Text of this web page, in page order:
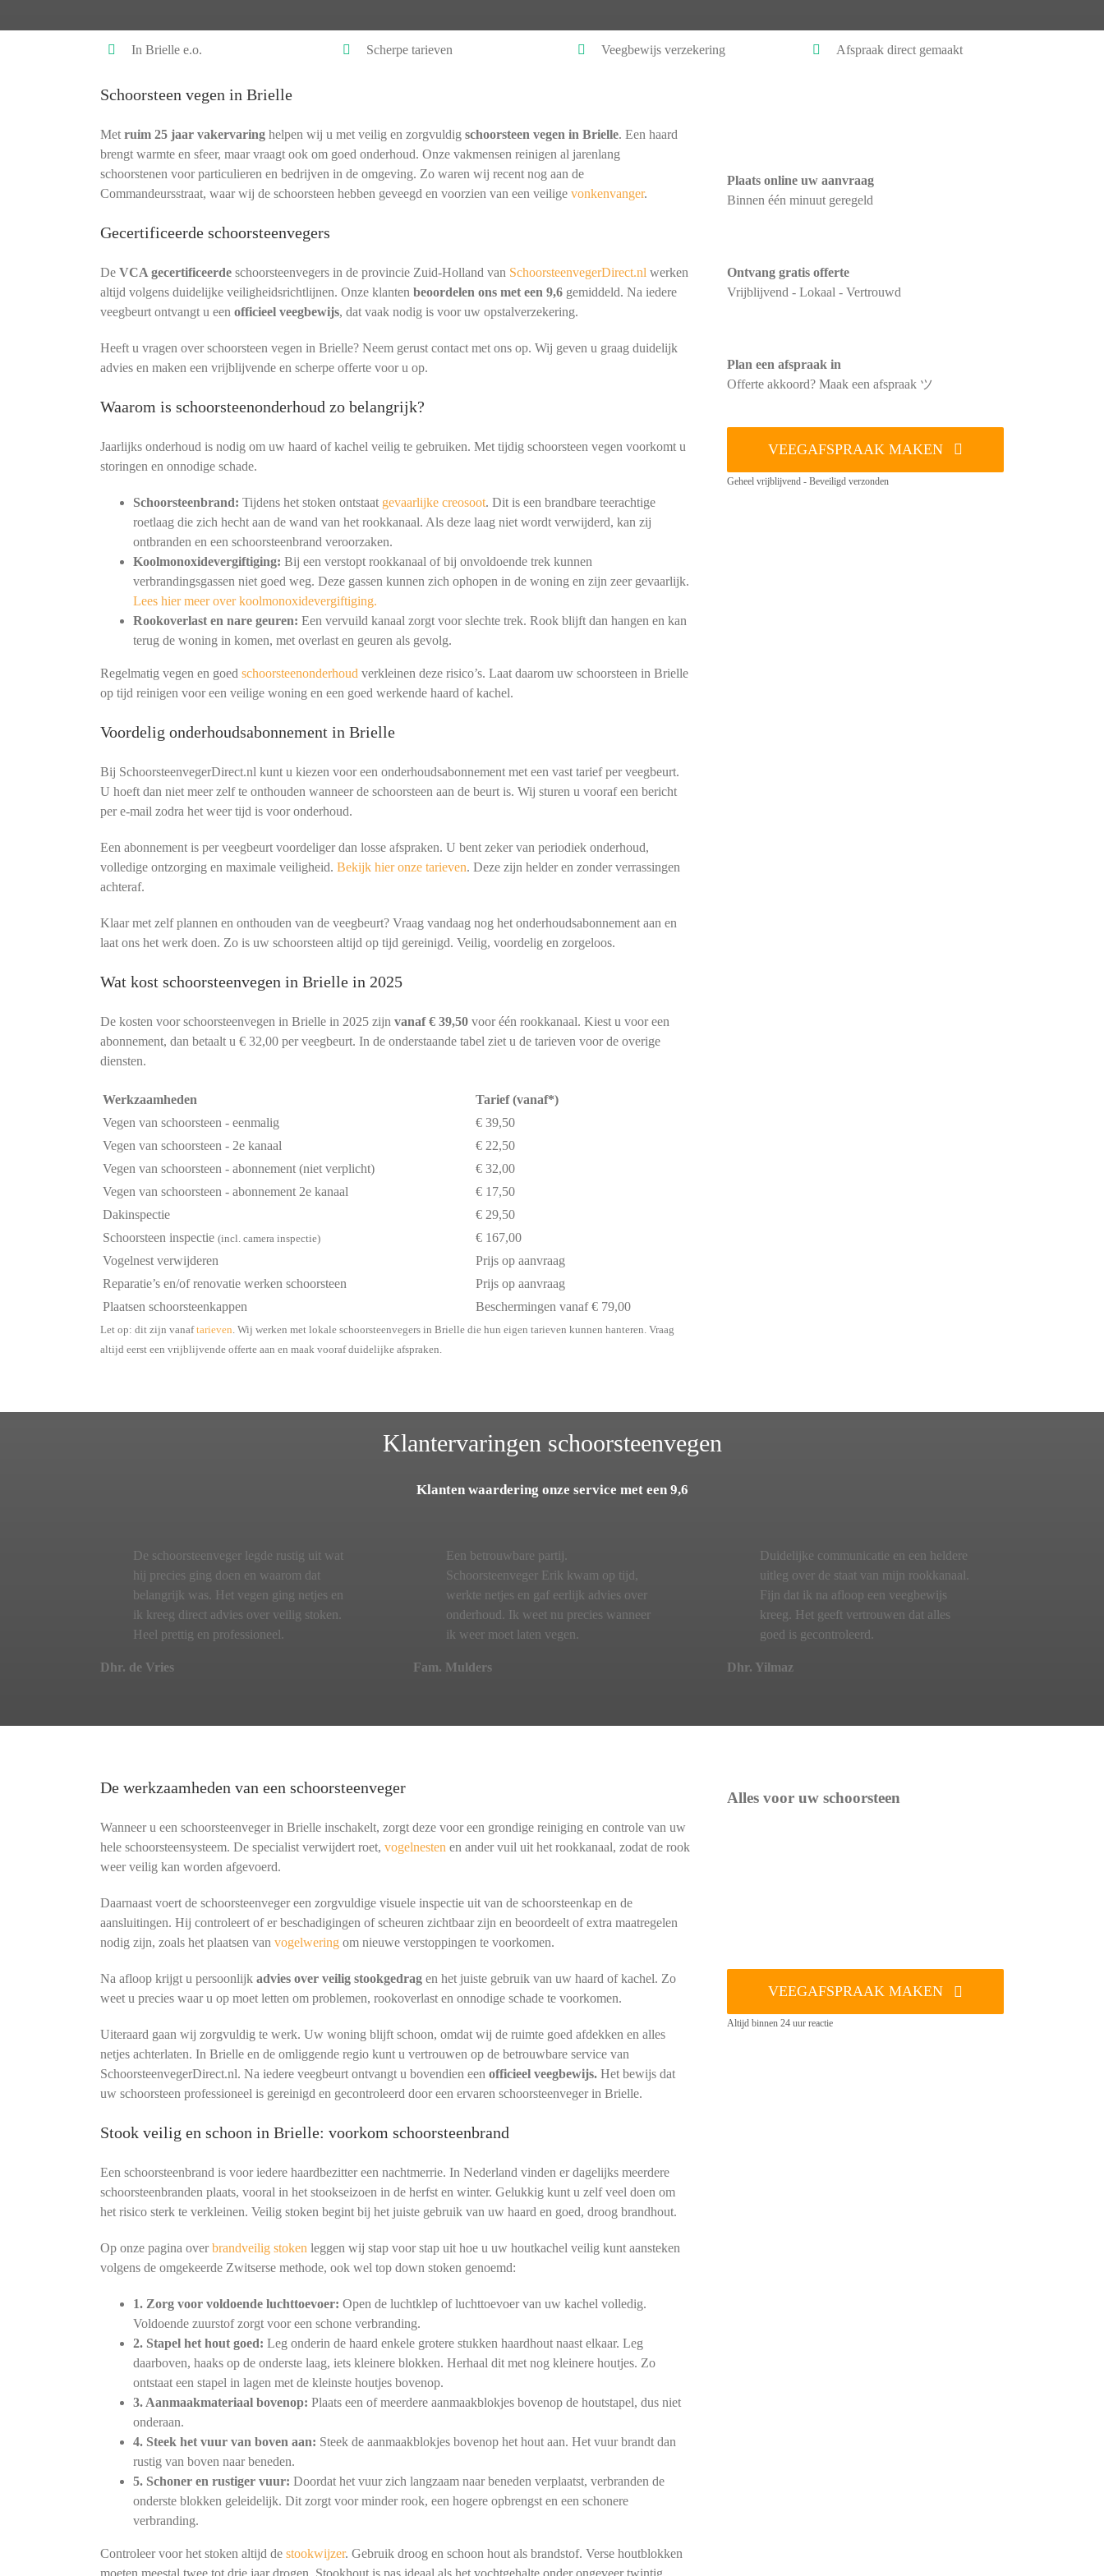
In Brielle e.o. Scherpe tarieven Veegbewijs verzekering Afspraak direct gemaakt
Schoorsteen vegen in Brielle
Met ruim 25 jaar vakervaringhelpen wij u met veilig en zorgvuldig schoorsteen vegen in Brielle. Een haard
brengt warmte en sfeer, maar vraagt ook om goed onderhoud. Onze vakmensen reinigen al jarenlang
schoorstenen voor particulieren en bedrijven in de omgeving. Zo waren wij recent nog aan de
Commandeursstraat, waar wij de schoorsteen hebben geveegd en voorzien van een veilige vonkenvanger.
Gecertificeerde schoorsteenvegers
De VCA gecertificeerdeschoorsteenvegers in de provincie Zuid-Holland van SchoorsteenvegerDirect.nl werken
altijd volgens duidelijke veiligheidsrichtlijnen. Onze klanten beoordelen ons met een 9,6gemiddeld. Na iedere
veegbeurt ontvangt u een officieel veegbewijs, dat vaak nodig is voor uw opstalverzekering.
Heeft u vragen over schoorsteen vegen in Brielle? Neem gerust contact met ons op. Wij geven u graag duidelijk
advies en maken een vrijblijvende en scherpe offerte voor u op.
Waarom is schoorsteenonderhoud zo belangrijk?
Jaarlijks onderhoud is nodig om uw haard of kachel veilig te gebruiken. Met tijdig schoorsteen vegen voorkomt u
storingen en onnodige schade.
Schoorsteenbrand: Tijdens het stoken ontstaat gevaarlijke creosoot. Dit is een brandbare teerachtige
roetlaag die zich hecht aan de wand van het rookkanaal. Als deze laag niet wordt verwijderd, kan zij
ontbranden en een schoorsteenbrand veroorzaken.
Koolmonoxidevergiftiging: Bij een verstopt rookkanaal of bij onvoldoende trek kunnen
verbrandingsgassen niet goed weg. Deze gassen kunnen zich ophopen in de woning en zijn zeer gevaarlijk.
Lees hier meer over koolmonoxidevergiftiging.
Rookoverlast en nare geuren: Een vervuild kanaal zorgt voor slechte trek. Rook blijft dan hangen en kan
terug de woning in komen, met overlast en geuren als gevolg.
Regelmatig vegen en goed schoorsteenonderhoud verkleinen deze risico’s. Laat daarom uw schoorsteen in Brielle
op tijd reinigen voor een veilige woning en een goed werkende haard of kachel.
Voordelig onderhoudsabonnement in Brielle
Bij SchoorsteenvegerDirect.nl kunt u kiezen voor een onderhoudsabonnement met een vast tarief per veegbeurt.
U hoeft dan niet meer zelf te onthouden wanneer de schoorsteen aan de beurt is. Wij sturen u vooraf een bericht
per e-mail zodra het weer tijd is voor onderhoud.
Een abonnement is per veegbeurt voordeliger dan losse afspraken. U bent zeker van periodiek onderhoud,
volledige ontzorging en maximale veiligheid. Bekijk hier onze tarieven. Deze zijn helder en zonder verrassingen
achteraf.
Klaar met zelf plannen en onthouden van de veegbeurt? Vraag vandaag nog het onderhoudsabonnement aan en
laat ons het werk doen. Zo is uw schoorsteen altijd op tijd gereinigd. Veilig, voordelig en zorgeloos.
Wat kost schoorsteenvegen in Brielle in 2025
De kosten voor schoorsteenvegen in Brielle in 2025 zijn vanaf € 39,50voor één rookkanaal. Kiest u voor een
abonnement, dan betaalt u € 32,00 per veegbeurt. In de onderstaande tabel ziet u de tarieven voor de overige
diensten.
Werkzaamheden
Tarief (vanaf*)
Vegen van schoorsteen - eenmalig
€ 39,50
Vegen van schoorsteen - 2e kanaal
€ 22,50
Vegen van schoorsteen - abonnement (niet verplicht)
€ 32,00
Vegen van schoorsteen - abonnement 2e kanaal
€ 17,50
Dakinspectie
€ 29,50
Schoorsteen inspectie (incl. camera inspectie)
€ 167,00
Vogelnest verwijderen
Prijs op aanvraag
Reparatie’s en/of renovatie werken schoorsteen
Prijs op aanvraag
Plaatsen schoorsteenkappen
Beschermingen vanaf € 79,00
Let op: dit zijn vanaftarieven . Wij werken met lokale schoorsteenvegers in Brielle die hun eigen tarieven kunnen hanteren. Vraag
altijd eerst een vrijblijvende offerte aan en maak vooraf duidelijke afspraken.
Plaats online uw aanvraag
Binnen één minuut geregeld
Ontvang gratis offerte
Vrijblijvend - Lokaal - Vertrouwd
Plan een afspraak in
Offerte akkoord? Maak een afspraak ツ
VEEGAFSPRAAK MAKEN
Geheel vrijblijvend - Beveiligd verzonden
Klantervaringen schoorsteenvegen
Klanten waardering onze service met een 9,6
De schoorsteenveger legde rustig uit wat
hij precies ging doen en waarom dat
belangrijk was. Het vegen ging netjes en
ik kreeg direct advies over veilig stoken.
Heel prettig en professioneel.
Dhr. de Vries
Een betrouwbare partij.
Schoorsteenveger Erik kwam op tijd,
werkte netjes en gaf eerlijk advies over
onderhoud. Ik weet nu precies wanneer
ik weer moet laten vegen.
Fam. Mulders
Duidelijke communicatie en een heldere
uitleg over de staat van mijn rookkanaal.
Fijn dat ik na afloop een veegbewijs
kreeg. Het geeft vertrouwen dat alles
goed is gecontroleerd.
Dhr. Yilmaz
De werkzaamheden van een schoorsteenveger
Wanneer u een schoorsteenveger in Brielle inschakelt, zorgt deze voor een grondige reiniging en controle van uw
hele schoorsteensysteem. De specialist verwijdert roet, vogelnesten en ander vuil uit het rookkanaal, zodat de rook
weer veilig kan worden afgevoerd.
Daarnaast voert de schoorsteenveger een zorgvuldige visuele inspectie uit van de schoorsteenkap en de
aansluitingen. Hij controleert of er beschadigingen of scheuren zichtbaar zijn en beoordeelt of extra maatregelen
nodig zijn, zoals het plaatsen van vogelweringom nieuwe verstoppingen te voorkomen.
Na afloop krijgt u persoonlijk advies over veilig stookgedragen het juiste gebruik van uw haard of kachel. Zo
weet u precies waar u op moet letten om problemen, rookoverlast en onnodige schade te voorkomen.
Uiteraard gaan wij zorgvuldig te werk. Uw woning blijft schoon, omdat wij de ruimte goed afdekken en alles
netjes achterlaten. In Brielle en de omliggende regio kunt u vertrouwen op de betrouwbare service van
SchoorsteenvegerDirect.nl. Na iedere veegbeurt ontvangt u bovendien een officieel veegbewijs. Het bewijs dat
uw schoorsteen professioneel is gereinigd en gecontroleerd door een ervaren schoorsteenveger in Brielle.
Stook veilig en schoon in Brielle: voorkom schoorsteenbrand
Een schoorsteenbrand is voor iedere haardbezitter een nachtmerrie. In Nederland vinden er dagelijks meerdere
schoorsteenbranden plaats, vooral in het stookseizoen in de herfst en winter. Gelukkig kunt u zelf veel doen om
het risico sterk te verkleinen. Veilig stoken begint bij het juiste gebruik van uw haard en goed, droog brandhout.
Op onze pagina overbrandveilig stoken leggen wij stap voor stap uit hoe u uw houtkachel veilig kunt aansteken
volgens de omgekeerde Zwitserse methode, ook wel top down stoken genoemd:
1. Zorg voor voldoende luchttoevoer: Open de luchtklep of luchttoevoer van uw kachel volledig.
Voldoende zuurstof zorgt voor een schone verbranding.
2. Stapel het hout goed: Leg onderin de haard enkele grotere stukken haardhout naast elkaar. Leg
daarboven, haaks op de onderste laag, iets kleinere blokken. Herhaal dit met nog kleinere houtjes. Zo
ontstaat een stapel in lagen met de kleinste houtjes bovenop.
3. Aanmaakmateriaal bovenop: Plaats een of meerdere aanmaakblokjes bovenop de houtstapel, dus niet
onderaan.
4. Steek het vuur van boven aan: Steek de aanmaakblokjes bovenop het hout aan. Het vuur brandt dan
rustig van boven naar beneden.
5. Schoner en rustiger vuur: Doordat het vuur zich langzaam naar beneden verplaatst, verbranden de
onderste blokken geleidelijk. Dit zorgt voor minder rook, een hogere opbrengst en een schonere
verbranding.
Controleer voor het stoken altijd de stookwijzer. Gebruik droog en schoon hout als brandstof. Verse houtblokken
moeten meestal twee tot drie jaar drogen. Stookhout is pas ideaal als het vochtgehalte onder ongeveer twintig
Alles voor uw schoorsteen
VEEGAFSPRAAK MAKEN
Altijd binnen 24 uur reactie